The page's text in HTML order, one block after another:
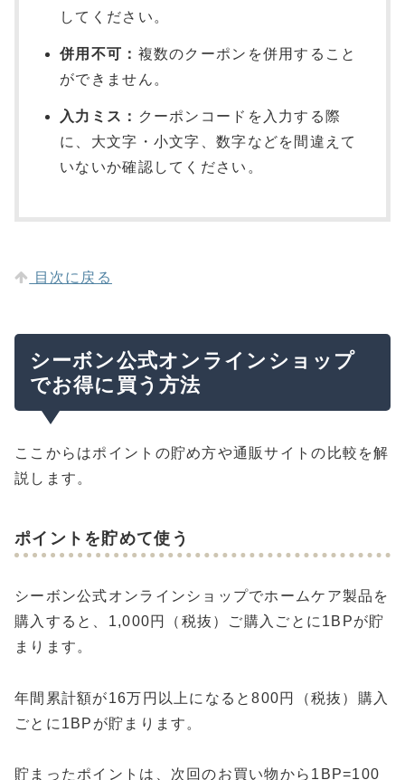
してください。
併用不可： 複数のクーポンを併用すること
ができません。
入力ミス： クーポンコードを入力する際
に、大文字・小文字、数字などを間違えて
いないか確認してください。
目次に戻る
シーボン公式オンラインショップ
でお得に買う方法
ここからはポイントの貯め方や通販サイトの比較を解
説します。
ポイントを貯めて使う
シーボン公式オンラインショップでホームケア製品を
購入すると、1,000円（税抜）ご購入ごとに1BPが貯
まります。
年間累計額が16万円以上になると800円（税抜）購入
ごとに1BPが貯まります。
貯まったポイントは、次回のお買い物から1BP=100